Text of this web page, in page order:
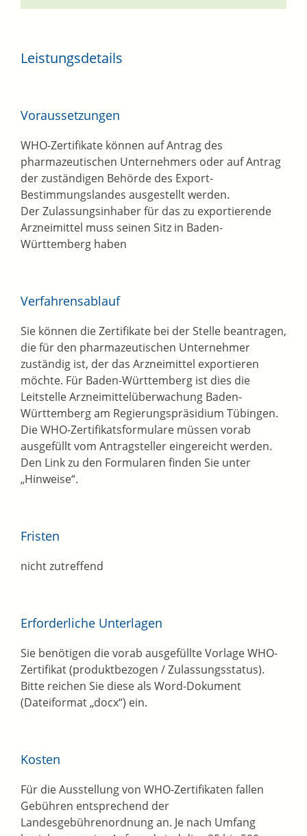
Leistungsdetails
Voraussetzungen
WHO-Zertifikate können auf Antrag des
pharmazeutischen Unternehmers oder auf Antrag
der zuständigen Behörde des Export-
Bestimmungslandes ausgestellt werden.
Der Zulassungsinhaber für das zu exportierende
Arzneimittel muss seinen Sitz in Baden-
Württemberg haben
Verfahrensablauf
Sie können die Zertifikate bei derStelle beantragen,
diefür den pharmazeutischen Unternehmer
zuständig ist, der das Arzneimittel exportieren
möchte. Für Baden-Württemberg ist dies die
Leitstelle Arzneimittelüberwachung Baden-
Württemberg am Regierungspräsidium Tübingen.
Die WHO-Zertifikatsformulare müssen vorab
ausgefüllt vom Antragsteller eingereicht werden.
Den Link zu den Formularen finden Sie unter
„Hinweise“.
Fristen
nicht zutreffend
Erforderliche Unterlagen
Sie benötigen die vorab ausgefüllte Vorlage WHO-
Zertifikat (produktbezogen / Zulassungsstatus).
Bitte reichen Sie diese als Word-Dokument
(Dateiformat „docx“) ein.
Kosten
Für die Ausstellung von WHO-Zertifikaten fallen
Gebühren entsprechend der
Landesgebührenordnung an. Je nach Umfang